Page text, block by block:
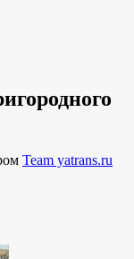
Team yatrans.ru